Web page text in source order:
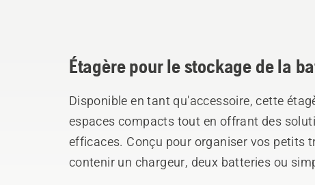
Étagère pour le stockage de la
Disponible en tant qu'accessoire, cette
espaces compacts tout en offrant des
efficaces. Conçu pour organiser vos petits
contenir un chargeur, deux batteries ou